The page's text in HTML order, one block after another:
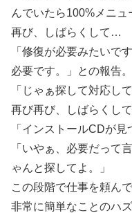
んでいたら100%メニュ
再び、しばらくして…
「修復が必要みたいで
必要です。」との報告。
「じゃぁ探して対応して
再び再び、しばらくし
「インストールCDが見
「いやぁ、必要だっ
ゃんと探してよ。」
この段階で仕事を頼ん
非常に簡単なことのハ